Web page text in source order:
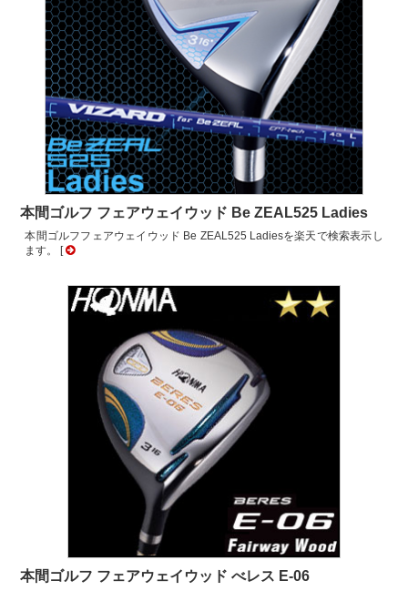
本間ゴルフ フェアウェイウッド Be ZEAL525 Ladies
本間ゴルフフェアウェイウッド Be ZEAL525 Ladiesを楽天で検索表示し
ます。 [
本間ゴルフ フェアウェイウッド べレス E-06